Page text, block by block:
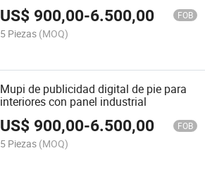
US$ 900,00-6.500,00 FOB
5 Piezas (MOQ)
Mupi de publicidad digital de pie para
interiores con panel industrial
US$ 900,00-6.500,00 FOB
5 Piezas (MOQ)